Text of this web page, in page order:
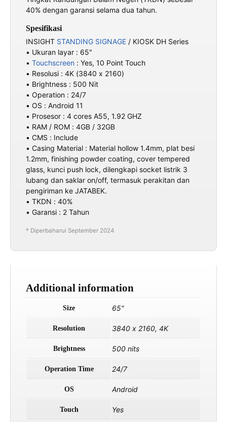
40% dengan garansi selama dua tahun.
Spesifikasi
INSIGHT STANDING SIGNAGE / KIOSK DH Series
• Ukuran layar : 65″
• Touchscreen : Yes, 10 Point Touch
• Resolusi : 4K (3840 x 2160)
• Brightness : 500 Nit
• Operation : 24/7
• OS : Android 11
• Prosesor : 4 cores A55, 1.92 GHZ
• RAM / ROM : 4GB / 32GB
• CMS : Include
• Casing Material : Material hollow 1.4mm, plat besi
1.2mm, finishing powder coating, cover tempered
glass, kunci push lock, dilengkapi socket listrik 3
lubang dan saklar on/off, termasuk perakitan dan
pengiriman ke JATABEK.
• TKDN : 40%
• Garansi : 2 Tahun
* Diperbaharui September 2024
Additional information
Size 65"
Resolution 3840 x 2160, 4K
Brightness 500 nits
Operation Time 24/7
OS Android
Touch Yes